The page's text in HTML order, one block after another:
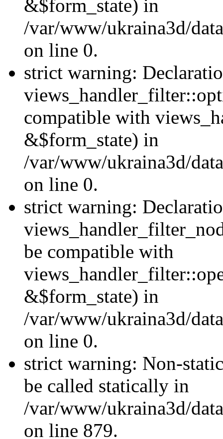
&$form_state) in
/var/www/ukraina3d/
on line 0.
strict warning:
compatible with
&$form_state) in
/var/www/ukraina3d/
on line 0.
strict warning:
be compatible with
&$form_state) in
/var/www/ukraina3d/
on line 0.
strict warning: Non-
be called statically in
/var/www/ukraina3d/
on line 879.